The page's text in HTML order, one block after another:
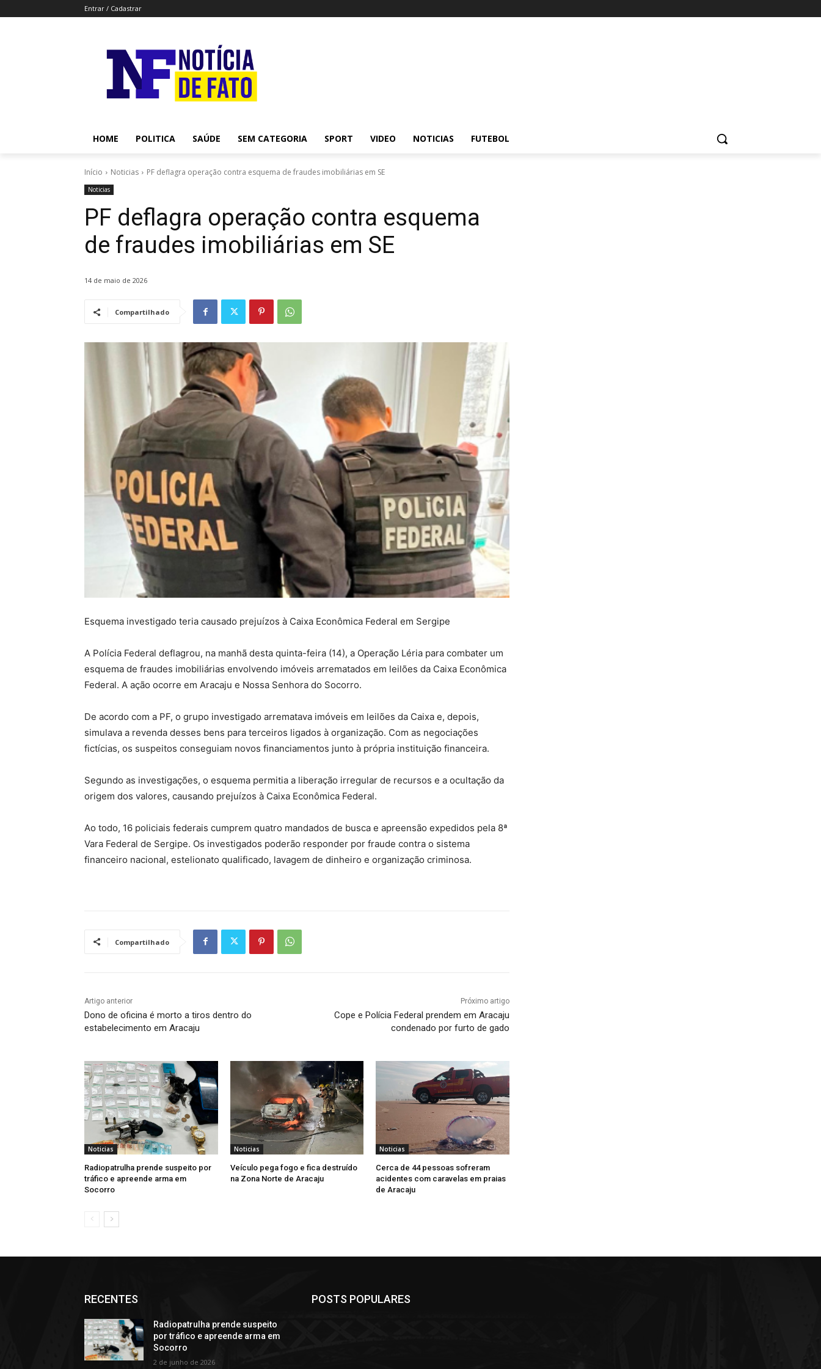
Entrar / Cadastrar
HOME POLITICA SAÚDE SEM CATEGORIA SPORT VIDEO NOTICIAS FUTEBOL
Início Noticias PF deflagra operação contra esquema de fraudes imobiliárias em SE
Noticias
PF deflagra operação contra esquema
de fraudes imobiliárias em SE
14 de maio de 2026
Compartilhado
Esquema investigado teria causado prejuízos à Caixa Econômica Federal em Sergipe
A Polícia Federal deflagrou, na manhã desta quinta-feira (14), a Operação Léria para combater um
esquema de fraudes imobiliárias envolvendo imóveis arrematados em leilões da Caixa Econômica
Federal. A ação ocorre em Aracaju e Nossa Senhora do Socorro.
De acordo com a PF, o grupo investigado arrematava imóveis em leilões da Caixa e, depois,
simulava a revenda desses bens para terceiros ligados à organização. Com as negociações
fictícias, os suspeitos conseguiam novos financiamentos junto à própria instituição financeira.
Segundo as investigações, o esquema permitia a liberação irregular de recursos e a ocultação da
origem dos valores, causando prejuízos à Caixa Econômica Federal.
Ao todo, 16 policiais federais cumprem quatro mandados de busca e apreensão expedidos pela 8ª
Vara Federal de Sergipe. Os investigados poderão responder por fraude contra o sistema
financeiro nacional, estelionato qualificado, lavagem de dinheiro e organização criminosa.
Compartilhado
Artigo anterior
Dono de oficina é morto a tiros dentro do
estabelecimento em Aracaju
Próximo artigo
Cope e Polícia Federal prendem em Aracaju
condenado por furto de gado
Noticias
Radiopatrulha prende suspeito por
tráfico e apreende arma em
Socorro
Noticias
Veículo pega fogo e fica destruído
na Zona Norte de Aracaju
Noticias
Cerca de 44 pessoas sofreram
acidentes com caravelas em praias
de Aracaju
RECENTES
Radiopatrulha prende suspeito
por tráfico e apreende arma em
Socorro
2 de junho de 2026
POSTS POPULARES